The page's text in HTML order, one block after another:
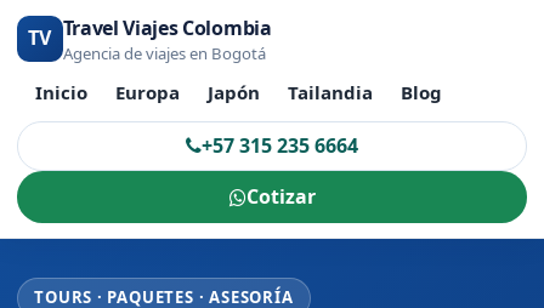
TV Travel Viajes Colombia
Agencia de viajes en Bogotá
Inicio Europa Japón Tailandia Blog
+57 315 235 6664
Cotizar
TOURS · PAQUETES · ASESORÍA